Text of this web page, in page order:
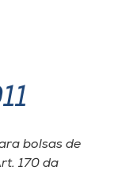
bolsas de
170 da